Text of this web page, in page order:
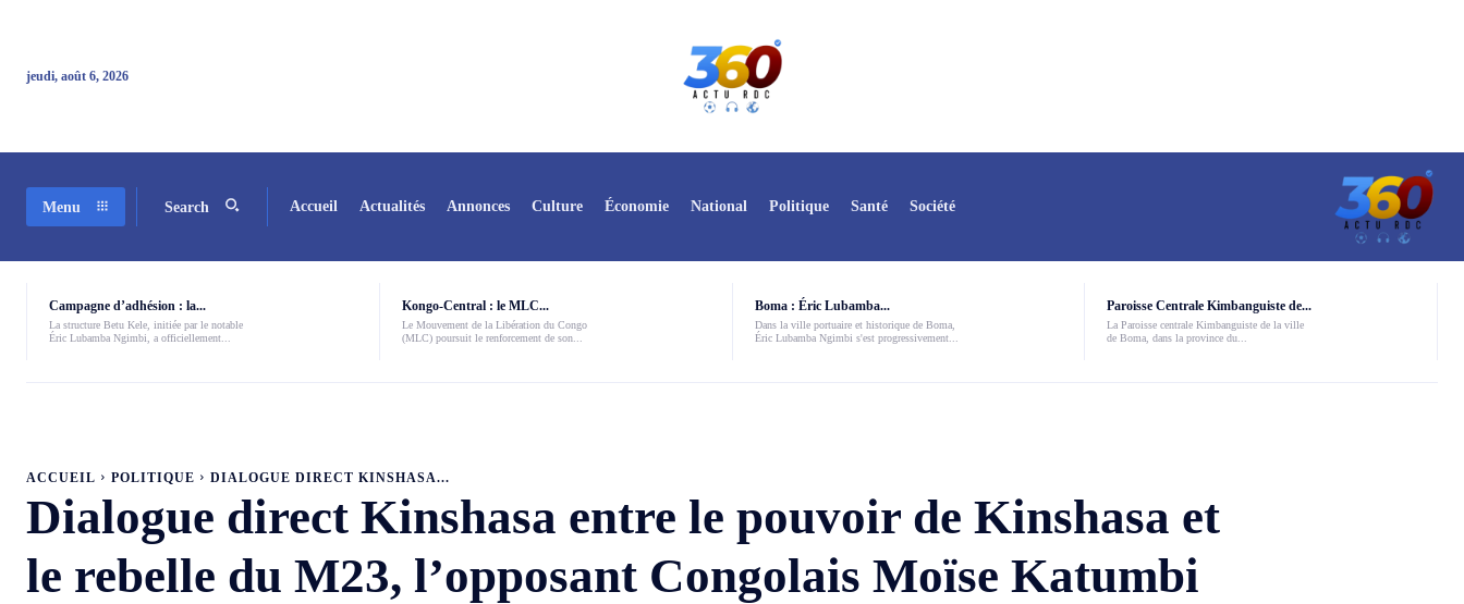
jeudi, août 6, 2026
Menu Search Accueil Actualités Annonces Culture Économie National Politique Santé Société
Campagne d’adhésion : la...
La structure Betu Kele, initiée par le notable
Éric Lubamba Ngimbi, a officiellement...
Kongo-Central : le MLC...
Le Mouvement de la Libération du Congo
(MLC) poursuit le renforcement de son...
Boma : Éric Lubamba...
Dans la ville portuaire et historique de Boma,
Éric Lubamba Ngimbi s'est progressivement...
Paroisse Centrale Kimbanguiste de...
La Paroisse centrale Kimbanguiste de la ville
de Boma, dans la province du...
ACCUEIL POLITIQUE DIALOGUE DIRECT KINSHASA...
Dialogue direct Kinshasa entre le pouvoir de Kinshasa et
le rebelle du M23, l’opposant Congolais Moïse Katumbi